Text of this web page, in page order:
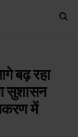
बढ़ रहा
सुशासन
में